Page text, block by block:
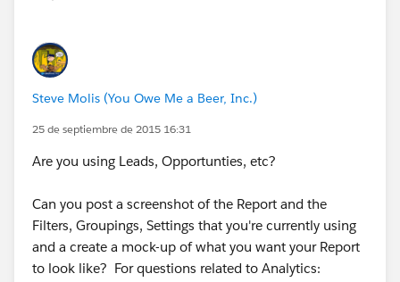
Steve Molis (You Owe Me a Beer, Inc.)
25 de septiembre de 2015 16:31
Are you using Leads, Opportunties, etc?
Can you post a screenshot of the Report and the
Filters, Groupings, Settings that you're currently using
and a create a mock-up of what you want your Report
to look like? ​For questions related to Analytics: